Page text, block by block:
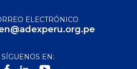
ELECTRÓNICO
SÍGUENOS EN: